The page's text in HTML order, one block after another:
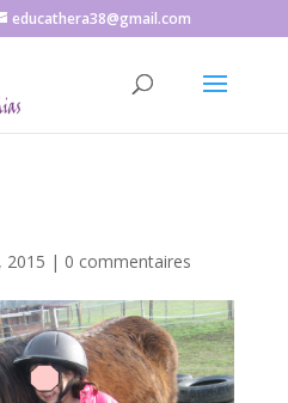
educathera38@gmail.com
2015 | 0 commentaires